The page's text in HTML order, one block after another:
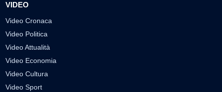
VIDEO
Video Cronaca
Video Politica
Video Attualità
Video Economia
Video Cultura
Video Sport